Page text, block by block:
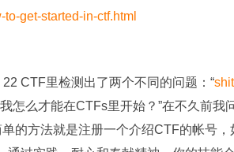
get-started-in-ctf.html
CTF里检测出了两个不同的问题：“
怎么才能在CTFs里开始？”在不久前我
的方法就是注册一个介绍CTF的帐号，